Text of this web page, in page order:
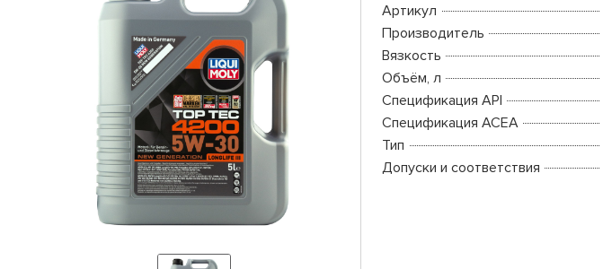
Артикул
Производитель
Вязкость
Объём, л
Спецификация API
Спецификация ACEA
Тип
Допуски и соответствия